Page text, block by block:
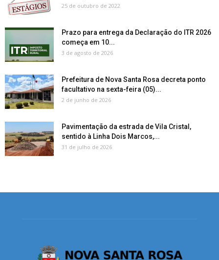
25 de outubro de 2022
Prazo para entrega da Declaração do ITR 2026
começa em 10...
3 de agosto de 2026
Prefeitura de Nova Santa Rosa decreta ponto
facultativo na sexta-feira (05)...
2 de junho de 2026
Pavimentação da estrada de Vila Cristal,
sentido à Linha Dois Marcos,...
31 de julho de 2026